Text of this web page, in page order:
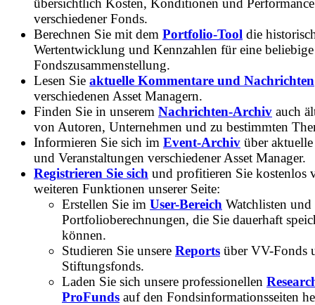
übersichtlich Kosten, Konditionen und Performance
verschiedener Fonds.
Berechnen Sie mit dem Portfolio-Tool die
Wertentwicklung und Kennzahlen für eine beliebige
Fondszusammenstellung.
Lesen Sie aktuelle Kommentare und Nachrichten
verschiedenen Asset Managern.
Finden Sie in unserem Nachrichten-Archiv auch
von Autoren, Unternehmen und zu bestimmten
Informieren Sie sich im Event-Archiv über
und Veranstaltungen verschiedener Asset Manager.
Registrieren Sie sich und profitieren Sie kostenlos
weiteren Funktionen unserer Seite:
Erstellen Sie im User-Bereich Watchlisten und
Portfolioberechnungen, die Sie dauerhaft
können.
Studieren Sie unsere Reports über VV-Fonds
Stiftungsfonds.
Laden Sie sich unsere professionellen
ProFunds auf den Fondsinformationsseiten